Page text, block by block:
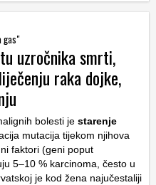
gas"
uzročnika smrti,
raka dojke,
bolesti je starenje
mutacija tijekom njihova
faktori (geni poput
5–10 % karcinoma, često u
je kod žena najučestaliji